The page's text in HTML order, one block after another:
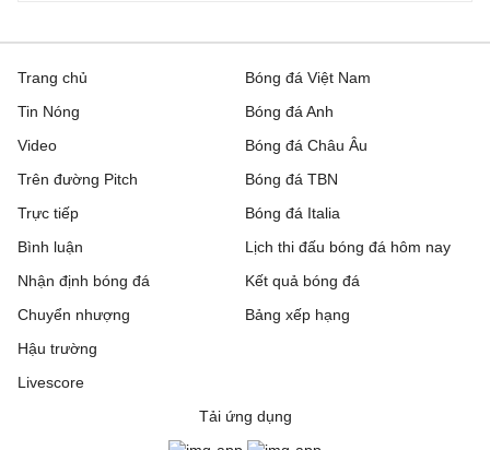
Trang chủ
Tin Nóng
Video
Trên đường Pitch
Trực tiếp
Bóng đá Việt Nam
Bóng đá Anh
Bóng đá Châu Âu
Bóng đá TBN
Bóng đá Italia
Bình luận
Nhận định bóng đá
Chuyển nhượng
Hậu trường
Livescore
Lịch thi đấu bóng đá hôm nay
Kết quả bóng đá
Bảng xếp hạng
Tải ứng dụng